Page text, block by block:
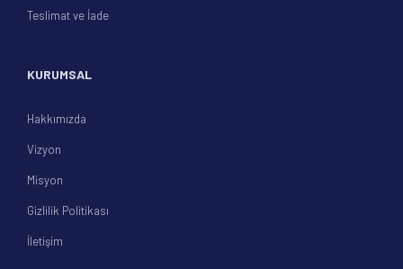
Teslimat ve İade
KURUMSAL
Hakkımızda
Vizyon
Misyon
Gizlilik Politikası
İletişim